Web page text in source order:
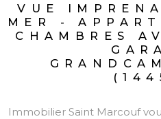
VUE
MER -
CHAMBRES
Immobilier Saint Marcouf